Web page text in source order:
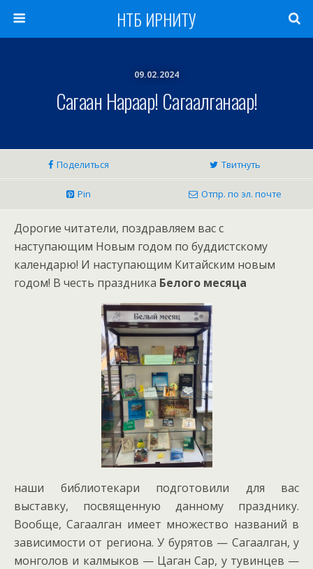
НТБ ИРНИТУ
09.02.2024
Сагаан Hараар! Сагаалганаар!
Поделиться Твитнуть
Pin Отпр. по эл. почте
Дорогие читатели, поздравляем вас с
наступающим Новым годом по буддистскому
календарю! И наступающим Китайским новым
годом! В честь праздника Белого месяца
наши библиотекари подготовили для вас
выставку, посвященную данному празднику.
Вообще, Сагаалган имеет множество названий в
зависимости от региона. У бурятов — Сагаалган, у
монголов и калмыков — Цаган Сар, у тувинцев —